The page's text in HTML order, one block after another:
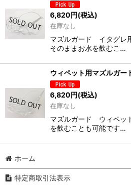
6,820円(税込)
在庫なし
マズルガード イタグレ
そのままお水を飲むこ…
ウィペット用マズルガー
6,820円(税込)
在庫なし
マズルガード ウィペッ
を飲むことも可能です…
ホーム
特定商取引法表示